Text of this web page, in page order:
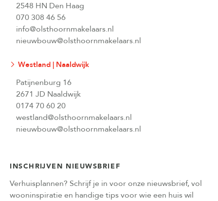
2548 HN Den Haag
070 308 46 56
info@olsthoornmakelaars.nl
nieuwbouw@olsthoornmakelaars.nl
Westland | Naaldwijk
Patijnenburg 16
2671 JD Naaldwijk
0174 70 60 20
westland@olsthoornmakelaars.nl
nieuwbouw@olsthoornmakelaars.nl
INSCHRIJVEN NIEUWSBRIEF
Verhuisplannen? Schrijf je in voor onze nieuwsbrief, vol
wooninspiratie en handige tips voor wie een huis wil